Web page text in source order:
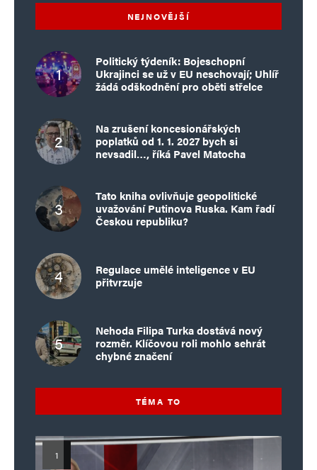
NEJNOVĚJŠÍ
Politický týdeník: Bojeschopní
Ukrajinci se už v EU neschovají; Uhlíř
žádá odškodnění pro oběti střelce
Na zrušení koncesionářských
poplatků od 1. 1. 2027 bych si
nevsadil…, říká Pavel Matocha
Tato kniha ovlivňuje geopolitické
uvažování Putinova Ruska. Kam řadí
Českou republiku?
Regulace umělé inteligence v EU
přitvrzuje
Nehoda Filipa Turka dostává nový
rozměr. Klíčovou roli mohlo sehrát
chybné značení
TÉMA TO